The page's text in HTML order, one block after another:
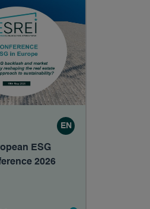
EN
ESG
2026